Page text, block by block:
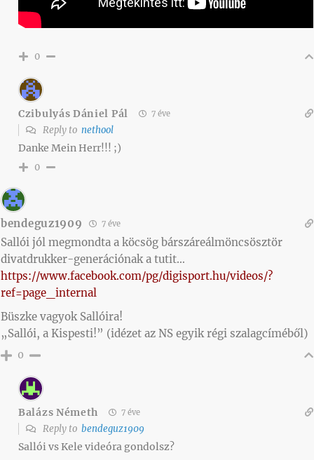
0
Czibulyás Dániel Pál 7 éve
Reply to nethool
Danke Mein Herr!!! ;)
0
bendeguz1909 7 éve
Sallói jól megmondta a köcsög bárszáreálmöncsösztör
divatdrukker-generációnak a tutit…
https://www.facebook.com/pg/digisport.hu/videos/?
ref=page_internal
Büszke vagyok Sallóira!
„Sallói, a Kispesti!” (idézet az NS egyik régi szalagcíméből)
0
Balázs Németh 7 éve
Reply to bendeguz1909
Sallói vs Kele videóra gondolsz?